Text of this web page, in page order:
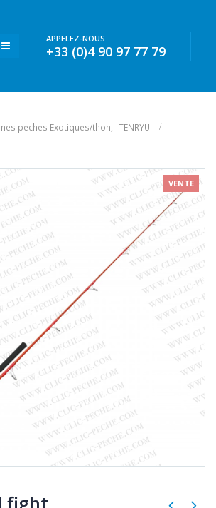
APPELEZ-NOUS
+33 (0)4 90 97 77 79
peches Exotiques/thon
TENRYU
VENTE
fight